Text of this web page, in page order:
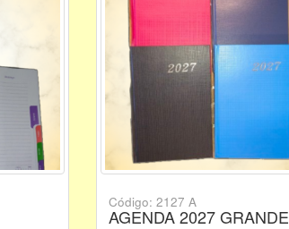
Código: 2127 A
AGENDA 2027 GRANDE